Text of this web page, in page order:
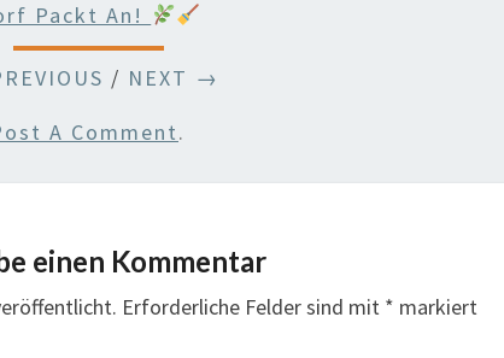
Packt An!
/ NEXT →
A Comment.
einen Kommentar
Erforderliche Felder sind mit * markiert